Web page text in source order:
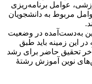
عوامل برنامه‌ریزی
مربوط به دانشجویان
به‌دست‌آمده در وضعیت
این زمینه باید طبق
تحقیق حاضر برای رشد
نوین آموزش رشتۀ